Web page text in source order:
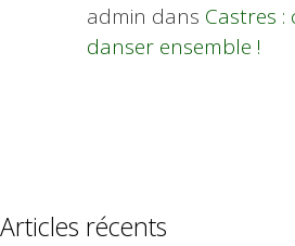
admin dans Castres
danser ensemble !
Articles récents